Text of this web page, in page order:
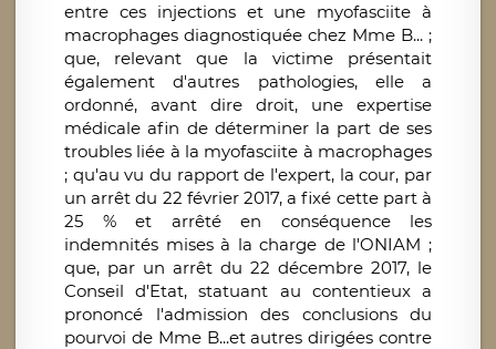
entre ces injections et une myofasciite à
macrophages diagnostiquée chez Mme B... ;
que, relevant que la victime présentait
également d'autres pathologies, elle a
ordonné, avant dire droit, une expertise
médicale afin de déterminer la part de ses
troubles liée à la myofasciite à macrophages
; qu'au vu du rapport de l'expert, la cour, par
un arrêt du 22 février 2017, a fixé cette part à
25 % et arrêté en conséquence les
indemnités mises à la charge de l'ONIAM ;
que, par un arrêt du 22 décembre 2017, le
Conseil d'Etat, statuant au contentieux a
prononcé l'admission des conclusions du
pourvoi de Mme B...et autres dirigées contre